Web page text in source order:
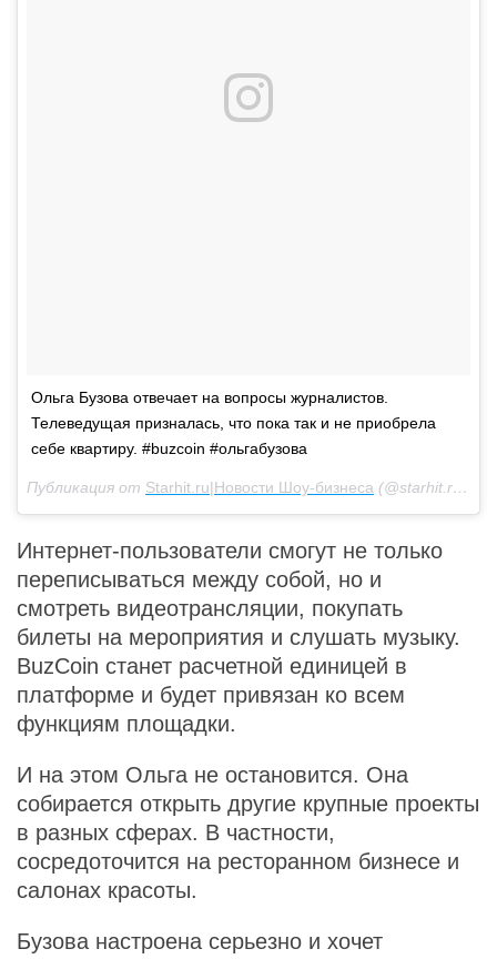
Ольга Бузова отвечает на вопросы журналистов.
Телеведущая призналась, что пока так и не приобрела
себе квартиру. #buzcoin #ольгабузова
Публикация от Starhit.ru|Новости Шоу-бизнеса (@starhit.ru)
Интернет-пользователи смогут не только
переписываться между собой, но и
смотреть видеотрансляции, покупать
билеты на мероприятия и слушать музыку.
BuzСoin станет расчетной единицей в
платформе и будет привязан ко всем
функциям площадки.
И на этом Ольга не остановится. Она
собирается открыть другие крупные проекты
в разных сферах. В частности,
сосредоточится на ресторанном бизнесе и
салонах красоты.
Бузова настроена серьезно и хочет